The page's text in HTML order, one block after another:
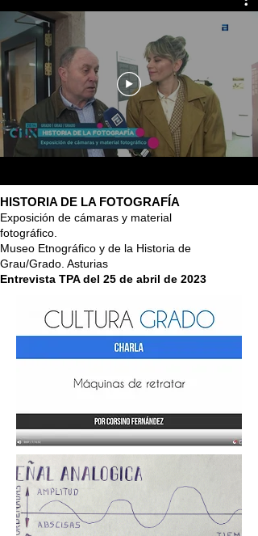
HISTORIA DE LA FOTOGRAFÍA
Exposición de cámaras y material
fotográfico.
Museo Etnográfico y de la Historia de
Grau/Grado. Asturias
Entrevista TPA del 25 de abril de 2023